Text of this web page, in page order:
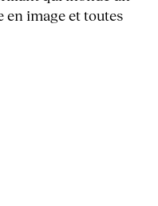
en image et toutes